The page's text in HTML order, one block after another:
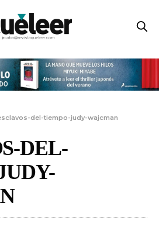
del-tiempo-judy-wajcman
DEL-